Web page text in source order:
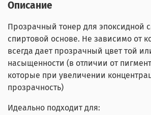
Описание
Прозрачный тонер для эпоксидной
спиртовой основе. Не зависимо от
всегда дает прозрачный цвет той
насыщенности (в отличии от
которые при увеличении
прозрачность)
Идеально подходит для: